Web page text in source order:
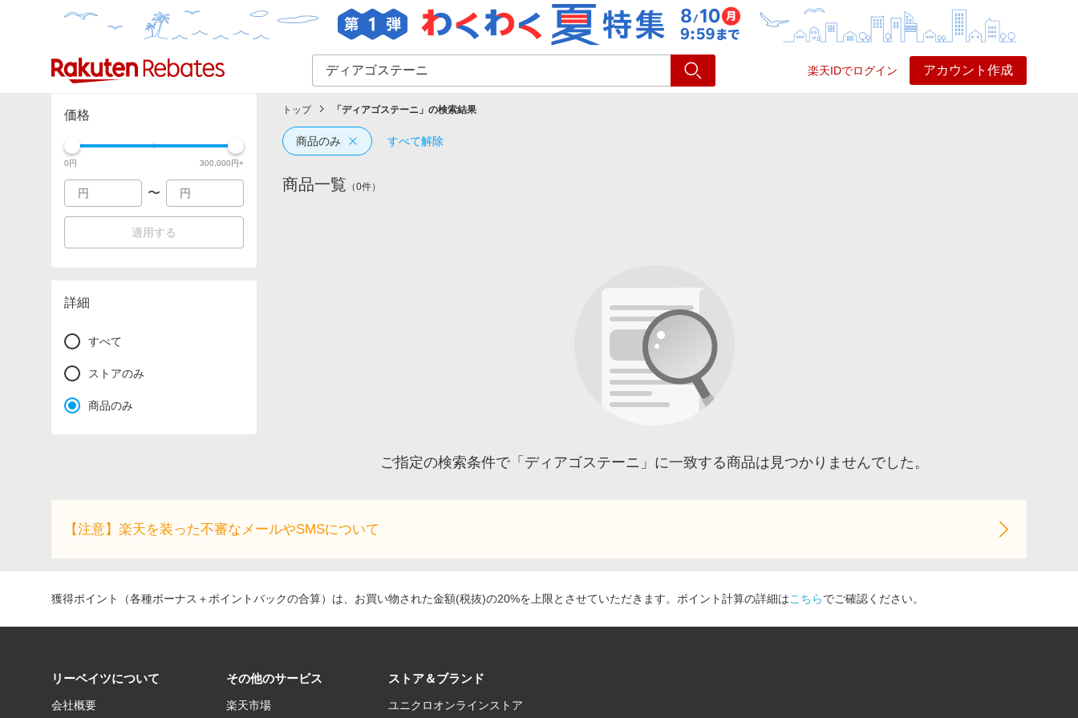
楽天IDでログイン アカウント作成
カテゴリー一覧 イベント一覧 ショッピング
価格
0円 300,000円+
〜
適用する
詳細
すべて
ストアのみ
商品のみ
トップ 「 ディアゴステーニ 」の検索結果
商品のみ すべて解除
商品一覧 （0件）
ご指定の検索条件で「ディアゴステーニ」に一致する商品は見つかりませんでした。
【注意】楽天を装った不審なメールやSMSについて
獲得ポイント（各種ボーナス＋ポイントバックの合算）は、お買い物された金額(税抜)の20%を上限とさせていただきます。ポイント計算の詳細はこちらでご確認ください。
リーベイツについて
会社概要
その他のサービス
楽天市場
ストア＆ブランド
ユニクロオンラインストア